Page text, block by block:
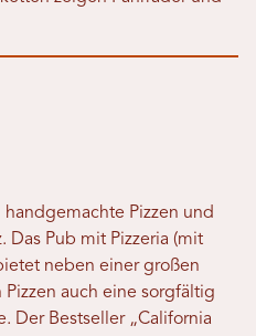
Pizzen und
Das Pub mit Pizzeria (mit
neben einer großen
auch eine sorgfältig
Der Bestseller „California